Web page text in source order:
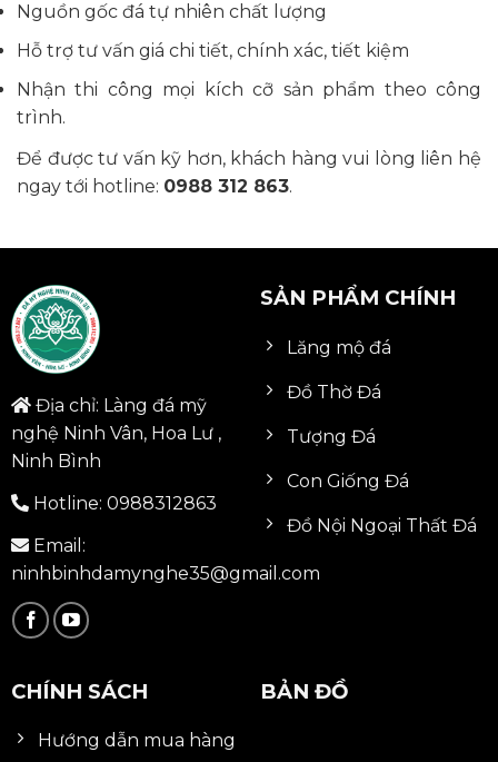
Nguồn gốc đá tự nhiên chất lượng
Hỗ trợ tư vấn giá chi tiết, chính xác, tiết kiệm
Nhận thi công mọi kích cỡ sản phẩm theo công
trình.
Để được tư vấn kỹ hơn, khách hàng vui lòng liên hệ
ngay tới hotline: 0988 312 863.
Địa chỉ: Làng đá mỹ
nghệ Ninh Vân, Hoa Lư ,
Ninh Bình
Hotline: 0988312863
Email:
ninhbinhdamynghe35@gmail.com
SẢN PHẨM CHÍNH
Lăng mộ đá
Đồ Thờ Đá
Tượng Đá
Con Giống Đá
Đồ Nội Ngoại Thất Đá
CHÍNH SÁCH
Hướng dẫn mua hàng
BẢN ĐỒ